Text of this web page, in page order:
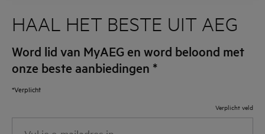
HAAL HET BESTE UIT AEG
Word lid van MyAEG en word beloond met
onze beste aanbiedingen *
*Verplicht
Verplicht veld